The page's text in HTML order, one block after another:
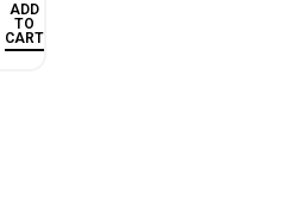
ADD
TO
CART